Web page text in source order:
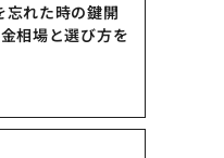
忘れた時の鍵開
相場と選び方を